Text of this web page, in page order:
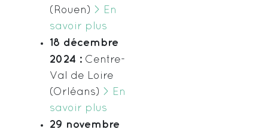
(Rouen) > En
savoir plus
18 décembre
2024 : Centre-
Val de Loire
(Orléans) > En
savoir plus
29 novembre